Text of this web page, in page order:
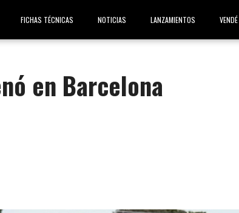
FICHAS TÉCNICAS NOTICIAS LANZAMIENTOS
en Barcelona